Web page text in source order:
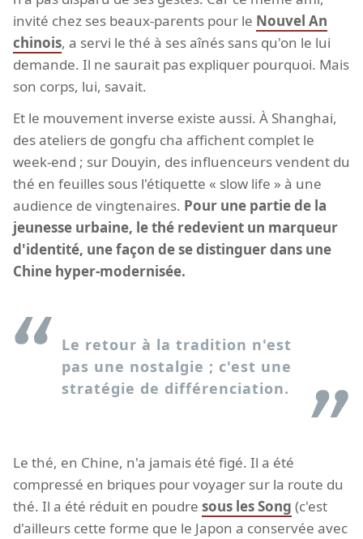
invité chez ses beaux-parents pour le Nouvel An
chinois, a servi le thé à ses aînés sans qu'on le lui
demande. Il ne saurait pas expliquer pourquoi. Mais
son corps, lui, savait.
Et le mouvement inverse existe aussi. À Shanghai,
des ateliers de gongfu cha affichent complet le
week-end ; sur Douyin, des influenceurs vendent du
thé en feuilles sous l'étiquette « slow life » à une
audience de vingtenaires. Pour une partie de la
jeunesse urbaine, le thé redevient un marqueur
d'identité, une façon de se distinguer dans une
Chine hyper-modernisée.
Le retour à la tradition n'est
pas une nostalgie ; c'est une
stratégie de différenciation.
Le thé, en Chine, n'a jamais été figé. Il a été
compressé en briques pour voyager sur la route du
thé. Il a été réduit en poudre sous les Song (c'est
d'ailleurs cette forme que le Japon a conservée avec